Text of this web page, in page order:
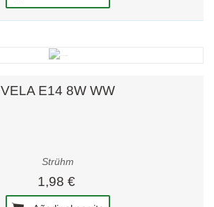
VELA E14 8W WW
Strühm
1,98 €